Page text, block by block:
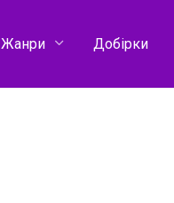
Жанри Добірки